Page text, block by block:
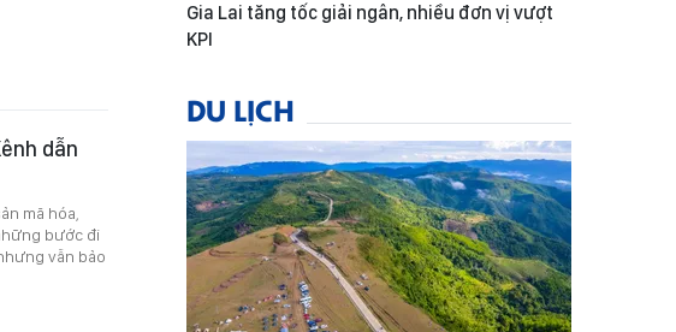
dẫn
mã hóa,
bước đi
vẫn bảo
Gia Lai tăng tốc giải ngân, nhiều đơn vị vượt
KPI
DU LỊCH